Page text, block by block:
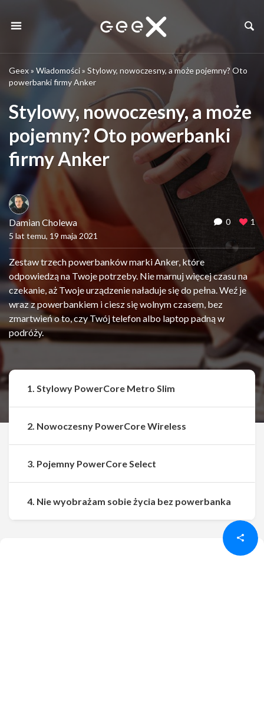
Geex» Wiadomości» Stylowy, nowoczesny, a może pojemny? Oto
powerbanki firmy Anker
Stylowy, nowoczesny, a może
pojemny? Oto powerbanki
firmy Anker
Damian Cholewa
5 lat temu, 19 maja 2021
0 1
Zestaw trzech powerbanków marki Anker, które
odpowiedzą na Twoje potrzeby. Nie marnuj więcej czasu na
czekanie, aż Twoje urządzenie naładuje się do pełna. Weź je
wraz z powerbankiem i ciesz się wolnym czasem, bez
zmartwień o to, czy Twój telefon albo laptop padną w
podróży.
Udostępnij Udostępnij
1. Stylowy PowerCore Metro Slim
2. Nowoczesny PowerCore Wireless
3. Pojemny PowerCore Select
4. Nie wyobrażam sobie życia bez powerbanka